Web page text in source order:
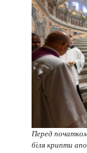
Перед
біля крипти